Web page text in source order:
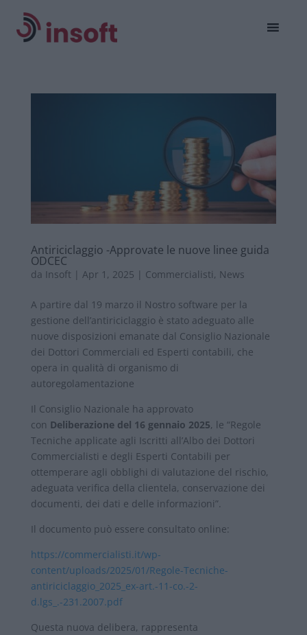
Antiriciclaggio -Approvate le nuove linee guida
ODCEC
da Insoft | Apr 1, 2025 | Commercialisti, News
A partire dal 19 marzo il Nostro software per la
gestione dell’antiriciclaggio è stato adeguato alle
nuove disposizioni emanate dal Consiglio Nazionale
dei Dottori Commerciali ed Esperti contabili, che
opera in qualità di organismo di
autoregolamentazione
Il Consiglio Nazionale ha approvato
con Deliberazione del 16 gennaio 2025, le “Regole
Tecniche applicate agli Iscritti all’Albo dei Dottori
Commercialisti e degli Esperti Contabili per
ottemperare agli obblighi di valutazione del rischio,
adeguata verifica della clientela, conservazione dei
documenti, dei dati e delle informazioni”.
Il documento può essere consultato online:
https://commercialisti.it/wp-
content/uploads/2025/01/Regole-Tecniche-
antiriciclaggio_2025_ex-art.-11-co.-2-
d.lgs_.-231.2007.pdf
Questa nuova delibera, rappresenta